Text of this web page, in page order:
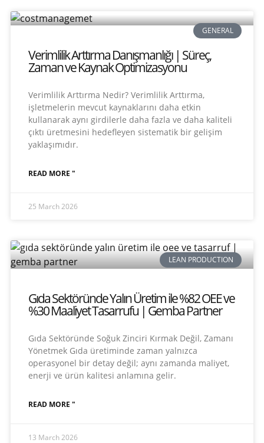
GENERAL
Verimlilik Arttırma Danışmanlığı | Süreç,
Zaman ve Kaynak Optimizasyonu
Verimlilik Arttırma Nedir? Verimlilik Arttırma,
işletmelerin mevcut kaynaklarını daha etkin
kullanarak aynı girdilerle daha fazla ve daha kaliteli
çıktı üretmesini hedefleyen sistematik bir gelişim
yaklaşımıdır.
READ MORE "
25 March 2026
LEAN PRODUCTION
Gıda Sektöründe Yalın Üretim ile %82 OEE ve
%30 Maaliyet Tasarrufu | Gemba Partner
Gıda Sektöründe Soğuk Zinciri Kırmak Değil, Zamanı
Yönetmek Gıda üretiminde zaman yalnızca
operasyonel bir detay değil; aynı zamanda maliyet,
enerji ve ürün kalitesi anlamına gelir.
READ MORE "
13 March 2026